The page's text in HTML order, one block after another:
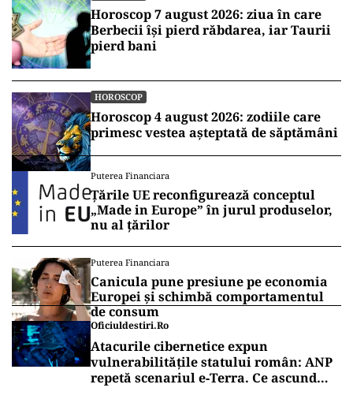
Horoscop 7 august 2026: ziua în care
Berbecii își pierd răbdarea, iar Taurii
pierd bani
HOROSCOP
Horoscop 4 august 2026: zodiile care
primesc vestea așteptată de săptămâni
Puterea Financiara
Țările UE reconfigurează conceptul
„Made in Europe” în jurul produselor,
nu al țărilor
Puterea Financiara
Canicula pune presiune pe economia
Europei și schimbă comportamentul
de consum
Oficiuldestiri.ro
Atacurile cibernetice expun
vulnerabilitățile statului român: ANP
repetă scenariul e‑Terra. Ce ascund